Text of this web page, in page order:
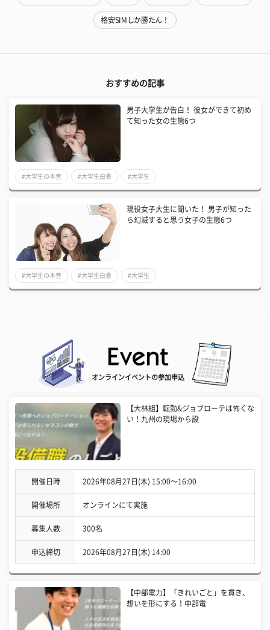
格安SIMしか勝たん！
おすすめの記事
男子大学生が告白！ 彼女ができて初め
て知った女の生態6つ
#大学生の本音 #大学生白書 #大学生
現役女子大生に聞いた！ 男子が知った
ら幻滅すると思う女子の生態6つ
#大学生の本音 #大学生白書 #大学生
オンラインイベントの参加申込
【大林組】転勤&ジョブローテは怖くな
い！九州の現場から設
開催日時 2026年08月27日(木) 15:00〜16:00
開催場所 オンラインにて実施
募集人数 300名
申込締切 2026年08月27日(木) 14:00
【中部電力】「きれいごと」を貫き、
想いを形にする！中部電